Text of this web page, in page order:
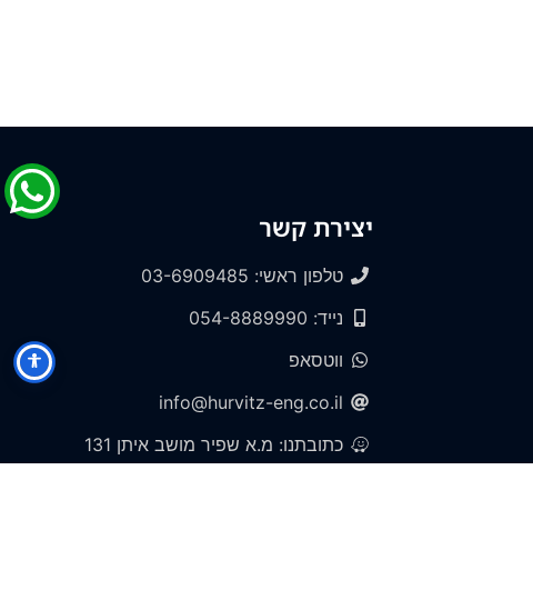
יצירת קשר
טלפון ראשי: 03-6909485
נייד: 054-8889990
ווטסאפ
info@hurvitz-eng.co.il
כתובתנו: מ.א שפיר מושב איתן 131